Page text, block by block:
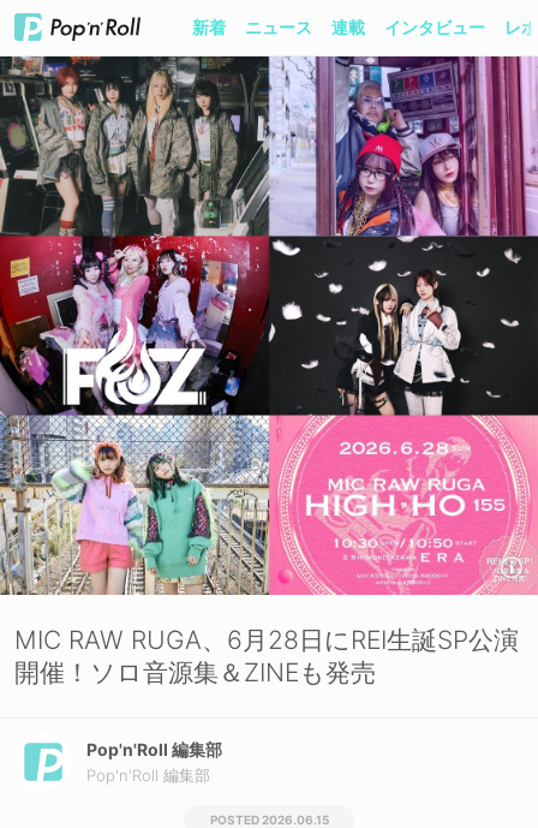
新着 ニュース 連載 インタビュー レ
MIC RAW RUGA、6月28日にREI生誕SP公演
開催！ソロ音源集＆ZINEも発売
Pop'n'Roll 編集部
Pop'n'Roll 編集部
2026.06.15